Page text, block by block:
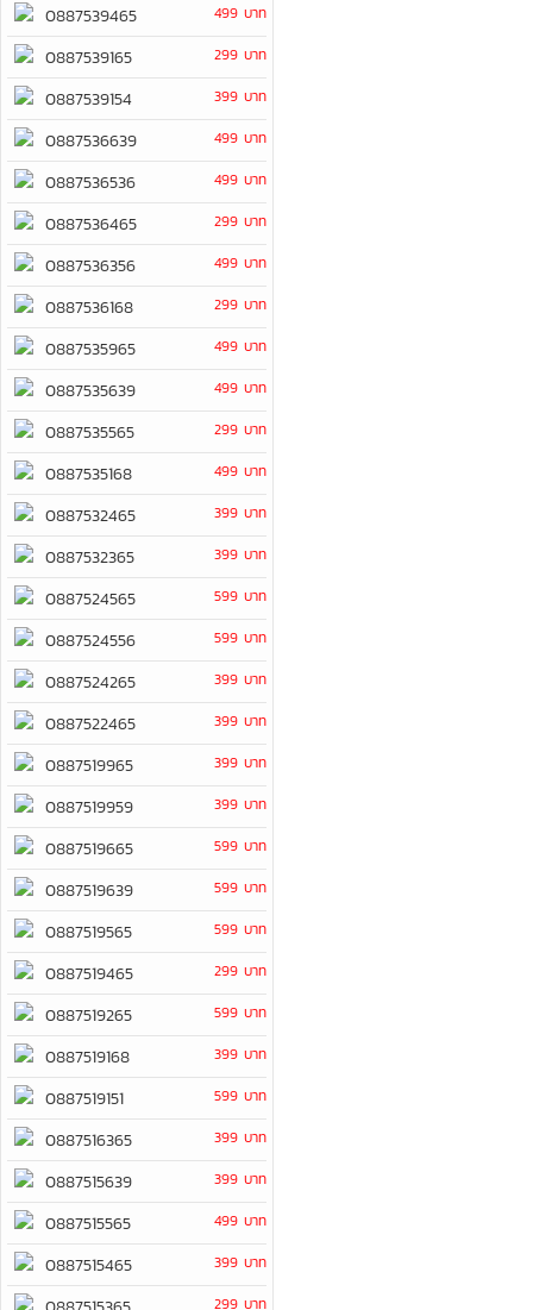
0887539465 499 บาท
0887539165 299 บาท
0887539154 399 บาท
0887536639 499 บาท
0887536536 499 บาท
0887536465 299 บาท
0887536356 499 บาท
0887536168 299 บาท
0887535965 499 บาท
0887535639 499 บาท
0887535565 299 บาท
0887535168 499 บาท
0887532465 399 บาท
0887532365 399 บาท
0887524565 599 บาท
0887524556 599 บาท
0887524265 399 บาท
0887522465 399 บาท
0887519965 399 บาท
0887519959 399 บาท
0887519665 599 บาท
0887519639 599 บาท
0887519565 599 บาท
0887519465 299 บาท
0887519265 599 บาท
0887519168 399 บาท
0887519151 599 บาท
0887516365 399 บาท
0887515639 399 บาท
0887515565 499 บาท
0887515465 399 บาท
299 บาท